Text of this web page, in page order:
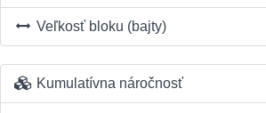
Veľkosť bloku (bajty)
Kumulatívna náročnosť